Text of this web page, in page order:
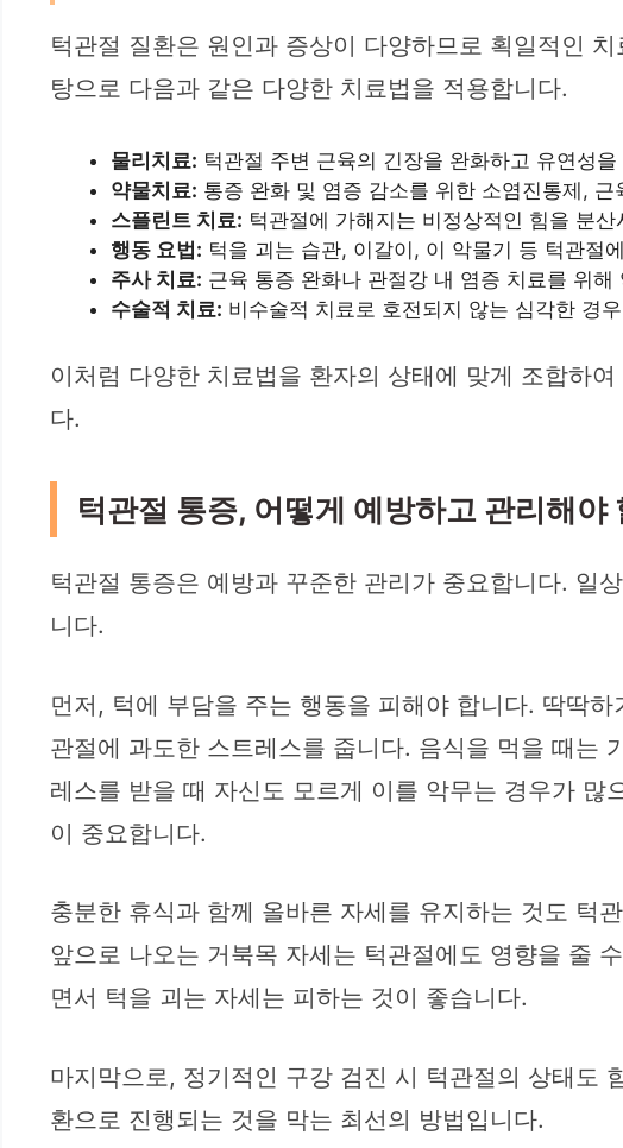
턱관절 질환은 원인과 증상이 다양하므로 획일적인
탕으로 다음과 같은 다양한 치료법을 적용합니다.
물리치료: 턱관절 주변 근육의 긴장을 완화하고 유연성
약물치료: 통증 완화 및 염증 감소를 위한 소염진통제,
스플린트 치료: 턱관절에 가해지는 비정상적인 힘을 분
행동 요법: 턱을 괴는 습관, 이갈이, 이 악물기 등 턱관절
주사 치료: 근육 통증 완화나 관절강 내 염증 치료를 위
수술적 치료: 비수술적 치료로 호전되지 않는 심각한 경
이처럼 다양한 치료법을 환자의 상태에 맞게 조합하
다.
턱관절 통증, 어떻게 예방하고 관리해야
턱관절 통증은 예방과 꾸준한 관리가 중요합니다. 일
니다.
먼저, 턱에 부담을 주는 행동을 피해야 합니다. 딱딱
관절에 과도한 스트레스를 줍니다. 음식을 먹을 때는
레스를 받을 때 자신도 모르게 이를 악무는 경우가
이 중요합니다.
충분한 휴식과 함께 올바른 자세를 유지하는 것도 턱
앞으로 나오는 거북목 자세는 턱관절에도 영향을 줄
면서 턱을 괴는 자세는 피하는 것이 좋습니다.
마지막으로, 정기적인 구강 검진 시 턱관절의 상태도
환으로 진행되는 것을 막는 최선의 방법입니다.